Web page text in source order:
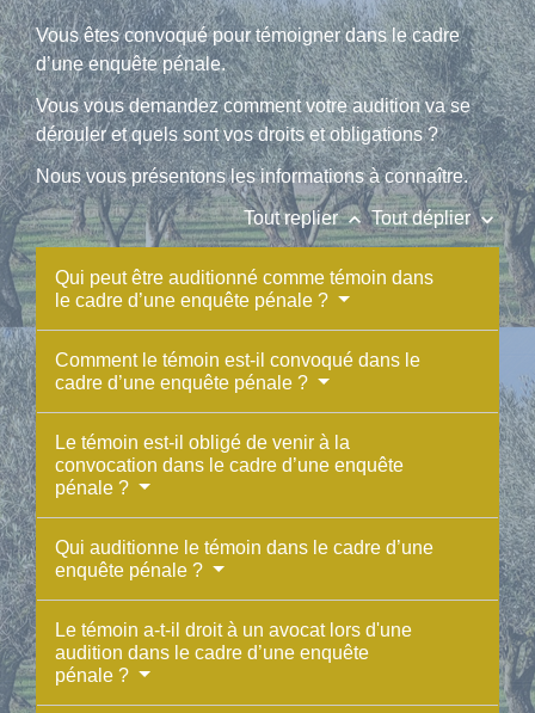
Vous êtes convoqué pour témoigner dans le cadre
d’une enquête pénale.
Vous vous demandez comment votre audition va se
dérouler et quels sont vos droits et obligations ?
Nous vous présentons les informations à connaître.
Tout replierkeyboard_arrow_up Tout déplierkeyboard_arrow_down
Qui peut être auditionné comme témoin dans
le cadre d’une enquête pénale ?
Comment le témoin est-il convoqué dans le
cadre d’une enquête pénale ?
Le témoin est-il obligé de venir à la
convocation dans le cadre d’une enquête
pénale ?
Qui auditionne le témoin dans le cadre d’une
enquête pénale ?
Le témoin a-t-il droit à un avocat lors d'une
audition dans le cadre d’une enquête
pénale ?